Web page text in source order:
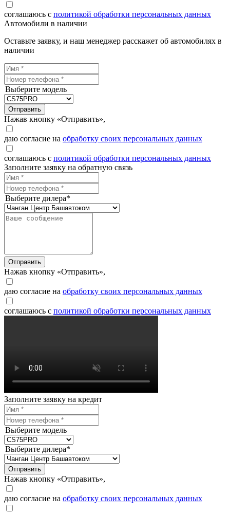
соглашаюсь с политикой обработки персональных данных
Автомобили в наличии
Оставьте заявку, и наш менеджер расскажет об автомобилях в
наличии
Выберите модель
Отправить
Нажав кнопку «Отправить»,
даю согласие на обработку своих персональных данных
соглашаюсь с политикой обработки персональных данных
Заполните заявку на обратную связь
Выберите дилера*
Отправить
Нажав кнопку «Отправить»,
даю согласие на обработку своих персональных данных
соглашаюсь с политикой обработки персональных данных
Заполните заявку на кредит
Выберите модель
Выберите дилера*
Отправить
Нажав кнопку «Отправить»,
даю согласие на обработку своих персональных данных